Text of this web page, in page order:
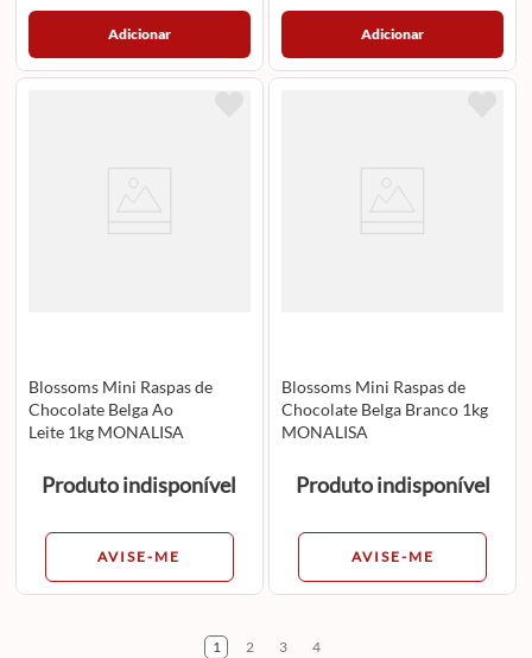
Adicionar Adicionar
Blossoms Mini Raspas de
Chocolate Belga Ao
Leite 1kg MONALISA
Produto indisponível
AVISE-ME
Blossoms Mini Raspas de
Chocolate Belga Branco 1kg
MONALISA
Produto indisponível
AVISE-ME
1 2 3 4